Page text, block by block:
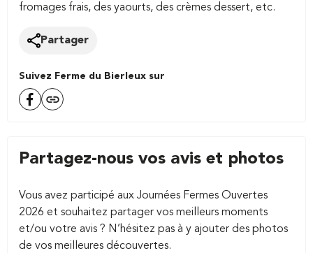
fromages frais, des yaourts, des crèmes dessert, etc.
Partager
Suivez Ferme du Bierleux sur
Partagez-nous vos avis et photos
Vous avez participé aux Journées Fermes Ouvertes
2026 et souhaitez partager vos meilleurs moments
et/ou votre avis ? N’hésitez pas à y ajouter des photos
de vos meilleures découvertes.